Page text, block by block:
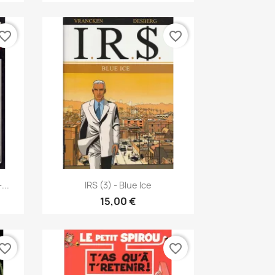
Vista rápida
IRS (3) - Blue Ice
15,00 €
favorite_border
favorite_border